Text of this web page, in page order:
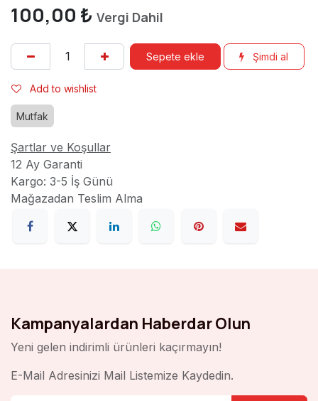
100,00 ₺ Vergi Dahil
Sepete ekle Şimdi al
Add to wishlist
Mutfak
Şartlar ve Koşullar
12 Ay Garanti
Kargo: 3-5 İş Günü
Mağazadan Teslim Alma
Kampanyalardan Haberdar Olun
Yeni gelen indirimli ürünleri kaçırmayın!
E-Mail Adresinizi Mail Listemize Kaydedin.